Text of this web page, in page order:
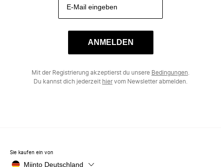
ANMELDEN
Mit der Registrierung akzeptierst du unsere Bedingungen
Du kannst dich jederzeit hiervom Newsletter abmelden.
Sie kaufen ein von
Miinto Deutschland